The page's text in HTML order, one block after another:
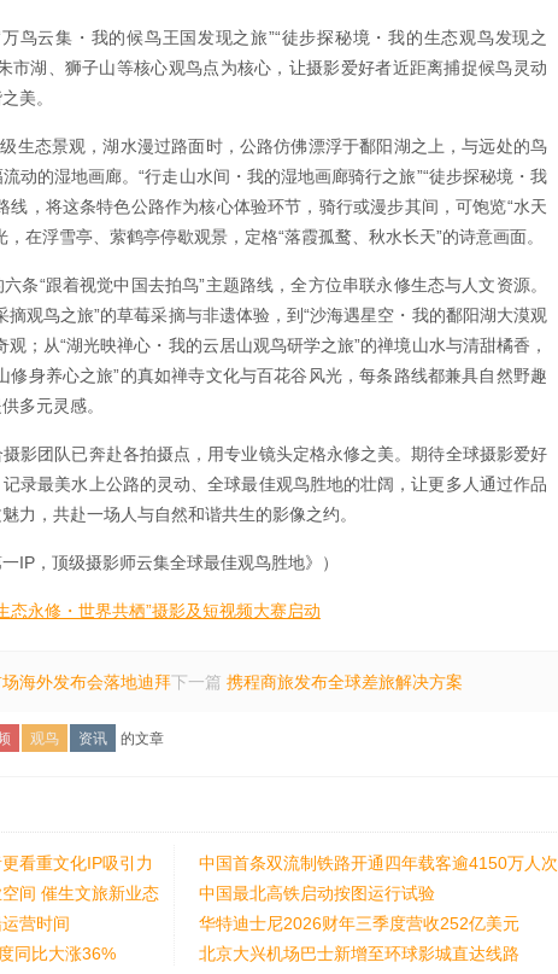
鸟云集・我的候鸟王国发现之旅”“徒步探秘境・我的生态观鸟发现之
市湖、狮子山等核心观鸟点为核心，让摄影爱好者近距离捕捉候鸟灵动
美。
生态景观，湖水漫过路面时，公路仿佛漂浮于鄱阳湖之上，与远处的鸟
动的湿地画廊。“行走山水间・我的湿地画廊骑行之旅”“徒步探秘境・我
线，将这条特色公路作为核心体验环节，骑行或漫步其间，可饱览“水天
在浮雪亭、萦鹤亭停歇观景，定格“落霞孤鹜、秋水长天”的诗意画面。
条“跟着视觉中国去拍鸟”主题路线，全方位串联永修生态与人文资源。
摘观鸟之旅”的草莓采摘与非遗体验，到“沙海遇星空・我的鄱阳湖大漠观
观；从“湖光映禅心・我的云居山观鸟研学之旅”的禅境山水与清甜橘香，
修身养心之旅”的真如禅寺文化与百花谷风光，每条路线都兼具自然野趣
多元灵感。
影团队已奔赴各拍摄点，用专业镜头定格永修之美。期待全球摄影爱好
录最美水上公路的灵动、全球最佳观鸟胜地的壮阔，让更多人通过作品
力，共赴一场人与自然和谐共生的影像之约。
IP，顶级摄影师云集全球最佳观鸟胜地》）
态永修・世界共栖”摄影及短视频大赛启动
场海外发布会落地迪拜下一篇 携程商旅发布全球差旅解决方案
观鸟 资讯 的文章
看重文化IP吸引力
中国首条双流制铁路开通四年载客逾4150万人次
间 催生文旅新业态
中国最北高铁启动按图运行试验
营时间
华特迪士尼2026财年三季度营收252亿美元
同比大涨36%
北京大兴机场巴士新增至环球影城直达线路